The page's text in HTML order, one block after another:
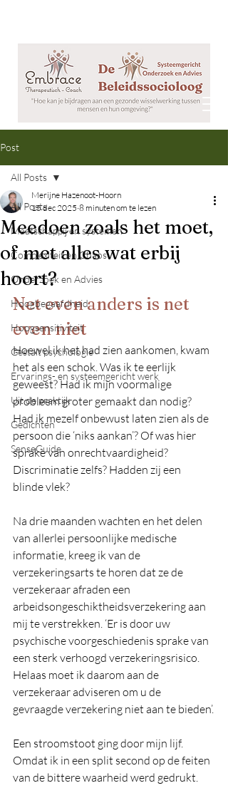
Post
All Posts
Maatschappij en systemen
Complexiteit en Chaos
Onderzoek en Advies
Hoogbegaafdheid
Hoogsensitiviteit
Gestalt psychologie
Ervarings- en systeemgericht werk
Uit de praktijk
Gedichten
SenseGuide
All Posts
Meedoen zoals het moet,
of met alles wat erbij
hoort?
Merijne Hazenoot-Hoorn
15 dec 2025 8 minuten om te lezen
Net even anders is net
even niet
Hoewel ik het had zien aankomen, kwam
het als een schok. Was ik te eerlijk
geweest? Had ik mijn voormalige
probleem groter gemaakt dan nodig?
Had ik mezelf onbewust laten zien als de
persoon die ‘niks aankan’? Of was hier
sprake van onrechtvaardigheid?
Discriminatie zelfs? Hadden zij een
blinde vlek?
Na drie maanden wachten en het delen
van allerlei persoonlijke medische
informatie, kreeg ik van de
verzekeringsarts te horen dat ze de
verzekeraar afraden een
arbeidsongeschiktheidsverzekering aan
mij te verstrekken. ‘Er is door uw
psychische voorgeschiedenis sprake van
een sterk verhoogd verzekeringsrisico.
Helaas moet ik daarom aan de
verzekeraar adviseren om u de
gevraagde verzekering niet aan te bieden’.
Een stroomstoot ging door mijn lijf.
Omdat ik in een split second op de feiten
van de bittere waarheid werd gedrukt.